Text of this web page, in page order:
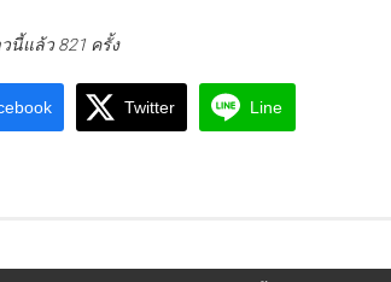
นี้แล้ว 821 ครั้ง
Twitter Line